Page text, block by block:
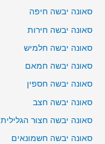
סאונה יבשה חיפה
סאונה יבשה חירות
סאונה יבשה חלמיש
סאונה יבשה חמאם
סאונה יבשה חספין
סאונה יבשה חצב
סאונה יבשה חצור הגלילית
סאונה יבשה חשמונאים